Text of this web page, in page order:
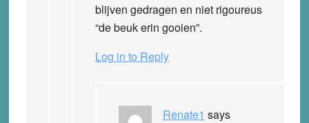
blijven gedragen en niet rigoureus
“de beuk erin gooien”.
Log in to Reply
Renate1 says